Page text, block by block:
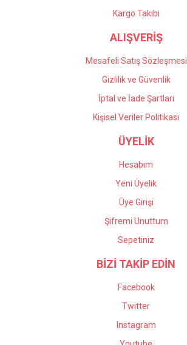
Kargo Takibi
ALIŞVERİŞ
Mesafeli Satış Sözleşmesi
Gizlilik ve Güvenlik
İptal ve İade Şartları
Kişisel Veriler Politikası
ÜYELİK
Hesabım
Yeni Üyelik
Üye Girişi
Şifremi Unuttum
Sepetiniz
BİZİ TAKİP EDİN
Facebook
Twitter
Instagram